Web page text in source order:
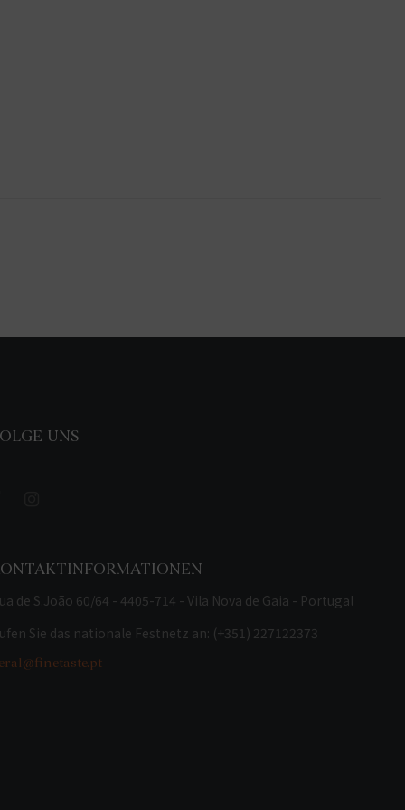
UNS
de S.João 60/64 - 4405-714 - Vila Nova de Gaia - Portugal
Sie das nationale Festnetz an: (+351) 227122373